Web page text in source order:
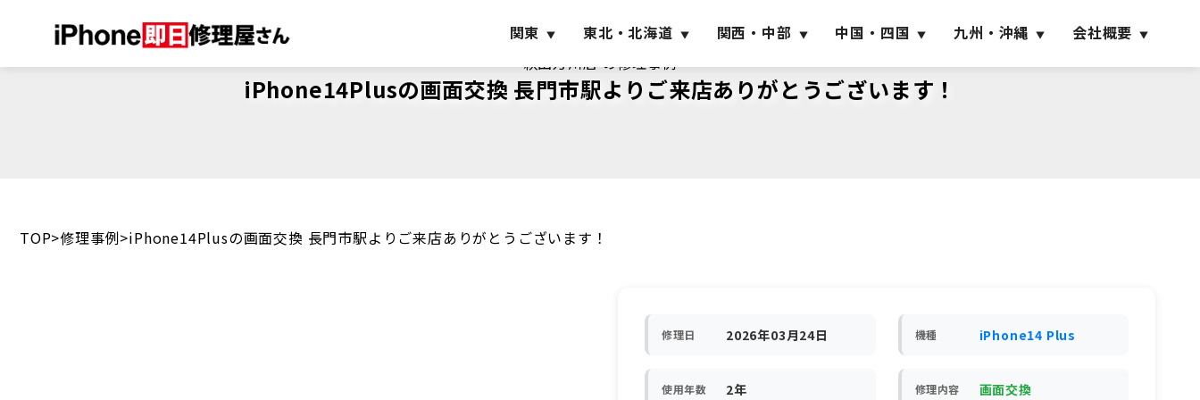
関東 東北・北海道 関西・中部 中国・四国 九州・沖縄
会社概要
萩田万川店 の修理事例
iPhone14Plusの画面交換 長門市駅よりご来店ありがとうございます！
TOP 修理事例 iPhone14Plusの画面交換 長門市駅よりご来店ありがとうございます！
修理日 2026年03月24日 機種 iPhone14 Plus
使用年数 2年 修理内容 画面交換